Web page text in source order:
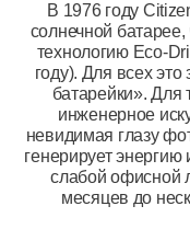
В 1976 году
солнечной
технологию Eco-
году). Для всех
батарейки». Для
инженерное
невидимая глазу
генерирует энергию
слабой офисной
месяцев до